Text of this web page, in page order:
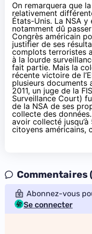
On remarquera que
relativement
États-Unis. La NSA
notamment dû
Congrès américain
justifier de ses
complots terroristes
à la lourde
fait partie. Mais la
récente victoire de
plusieurs documents
2011, un juge de la
Surveillance Court)
de la NSA de ses
collecte des
avoir collecté
citoyens américains,
Commentaires
Abonnez-vous
Se connecter